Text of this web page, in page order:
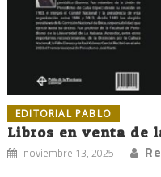
EDITORIAL PABLO
Libros en venta de
noviembre 13, 2025